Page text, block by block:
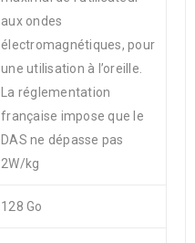
aux ondes
électromagnétiques, pour
une utilisation à l’oreille.
La réglementation
française impose que le
DAS ne dépasse pas
2W/kg
128 Go